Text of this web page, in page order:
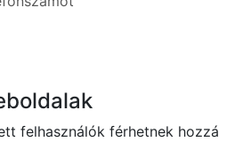
felhasználók férhetnek hozzá